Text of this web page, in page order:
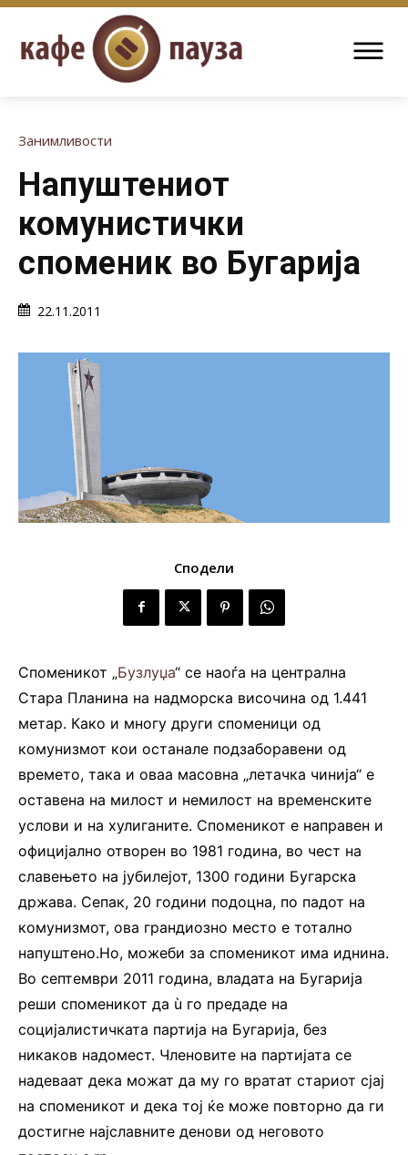
Занимливости
Напуштениот
комунистички
споменик во Бугарија
22.11.2011
Сподели
Споменикот „Бузлуџа“ се наоѓа на централна
Стара Планина на надморска височина од 1.441
метар. Како и многу други споменици од
комунизмот кои останале подзаборавени од
времето, така и оваа масовна „летачка чинија“ е
оставена на милост и немилост на временските
услови и на хулиганите. Споменикот е направен и
официјално отворен во 1981 година, во чест на
славењето на јубилејот, 1300 години Бугарска
држава. Сепак, 20 години подоцна, по падот на
комунизмот, ова грандиозно место е тотално
напуштено.Но, можеби за споменикот има иднина.
Во септември 2011 година, владата на Бугарија
реши споменикот да ù го предаде на
социјалистичката партија на Бугарија, без
никаков надомест. Членовите на партијата се
надеваат дека можат да му го вратат стариот сјај
на споменикот и дека тој ќе може повторно да ги
достигне најславните денови од неговото